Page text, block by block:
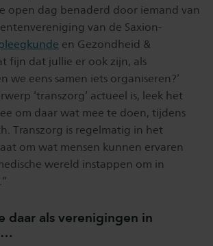
open dag benaderd door iemand van
van de Saxion-
en Gezondheid &
fijn dat jullie er ook zijn, als
we eens samen iets organiseren?’
‘transzorg’ actueel is, leek het
om daar wat mee te doen, tijdens
Transzorg is regelmatig in het
om wat mensen kunnen ervaren
wereld instappen om in
daar als verenigingen in